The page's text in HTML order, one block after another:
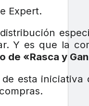
Expert.
Y es que la
de «Rasca y
esta